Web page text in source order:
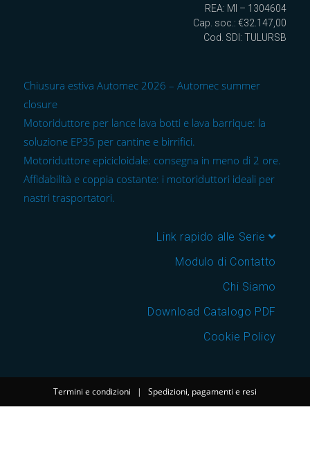
REA: MI – 1304604
Cap. soc.: €32.147,00
Cod. SDI: TULURSB
Chiusura estiva Automec 2026 – Automec summer
closure
Motoriduttore per lance lava botti e lava barrique: la
soluzione EP35 per cantine e birrifici.
Motoriduttore epicicloidale: consegna in meno di 2 ore.
Affidabilità e coppia costante: i motoriduttori ideali per
nastri trasportatori.
Link rapido alle Serie
Modulo di Contatto
Chi Siamo
Download Catalogo PDF
Cookie Policy
Termini e condizioni | Spedizioni, pagamenti e resi